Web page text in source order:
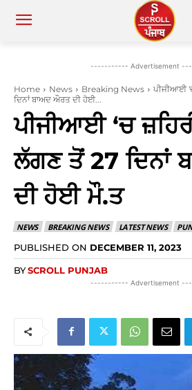
----------- Advertisement
Home News Breaking News
ਪੀਜੀਆਈ
ਦਿਨਾਂ ਬਾਅਦ ਔਰਤ ਦੀ ਹੋਈ...
ਪੀਜੀਆਈ ‘ਚ
ਲੱਗਣ ਤੋਂ 27 ਦਿਨਾਂ
ਦੀ ਹੋਈ ਮੌ.ਤ
NEWS BREAKING NEWS LATEST NEWS
PUBLISHED ON DECEMBER 11, 2023
BYSCROLL PUNJAB
----------- Advertisement